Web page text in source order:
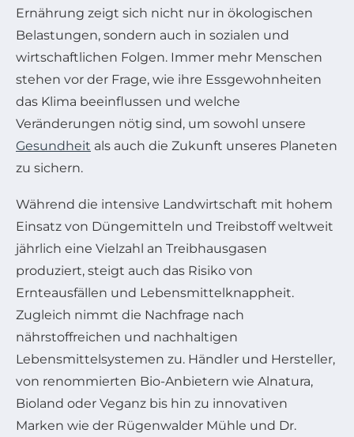
Ernährung zeigt sich nicht nur in ökologischen
Belastungen, sondern auch in sozialen und
wirtschaftlichen Folgen. Immer mehr Menschen
stehen vor der Frage, wie ihre Essgewohnheiten
das Klima beeinflussen und welche
Veränderungen nötig sind, um sowohl unsere
Gesundheit als auch die Zukunft unseres Planeten
zu sichern.
Während die intensive Landwirtschaft mit hohem
Einsatz von Düngemitteln und Treibstoff weltweit
jährlich eine Vielzahl an Treibhausgasen
produziert, steigt auch das Risiko von
Ernteausfällen und Lebensmittelknappheit.
Zugleich nimmt die Nachfrage nach
nährstoffreichen und nachhaltigen
Lebensmittelsystemen zu. Händler und Hersteller,
von renommierten Bio-Anbietern wie Alnatura,
Bioland oder Veganz bis hin zu innovativen
Marken wie der Rügenwalder Mühle und Dr.